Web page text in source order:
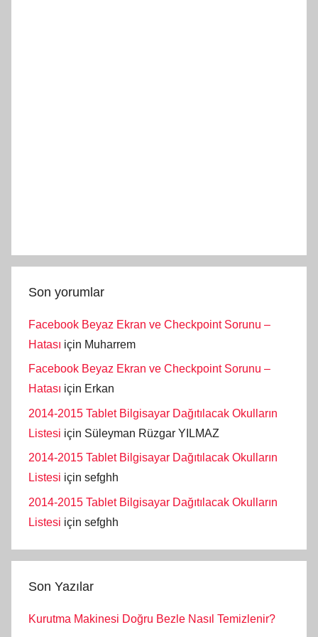
Son yorumlar
Facebook Beyaz Ekran ve Checkpoint Sorunu –
Hatası için Muharrem
Facebook Beyaz Ekran ve Checkpoint Sorunu –
Hatası için Erkan
2014-2015 Tablet Bilgisayar Dağıtılacak Okulların
Listesi için Süleyman Rüzgar YILMAZ
2014-2015 Tablet Bilgisayar Dağıtılacak Okulların
Listesi için sefghh
2014-2015 Tablet Bilgisayar Dağıtılacak Okulların
Listesi için sefghh
Son Yazılar
Kurutma Makinesi Doğru Bezle Nasıl Temizlenir?